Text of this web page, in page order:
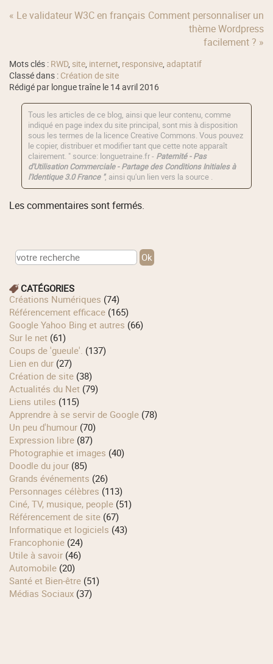
« Le validateur W3C en français Comment personnaliser un
thème Wordpress
facilement ? »
Mots clés : RWD, site, internet, responsive, adaptatif
Classé dans : Création de site
Rédigé par longue traîne le 14 avril 2016
Tous les articles de ce blog, ainsi que leur contenu, comme
indiqué en page index du site principal, sont mis à disposition
sous les termes de la licence Creative Commons. Vous pouvez
le copier, distribuer et modifier tant que cette note apparaît
clairement. " source: longuetraine.fr - Paternité - Pas
d'Utilisation Commerciale - Partage des Conditions Initiales à
l'Identique 3.0 France ", ainsi qu'un lien vers la source .
Les commentaires sont fermés.
CATÉGORIES
Créations Numériques (74)
Référencement efficace (165)
Google Yahoo Bing et autres (66)
Sur le net (61)
Coups de 'gueule'. (137)
Lien en dur (27)
Création de site (38)
Actualités du Net (79)
Liens utiles (115)
Apprendre à se servir de Google (78)
Un peu d'humour (70)
Expression libre (87)
Photographie et images (40)
Doodle du jour (85)
Grands événements (26)
Personnages célèbres (113)
Ciné, TV, musique, people (51)
Référencement de site (67)
Informatique et logiciels (43)
Francophonie (24)
Utile à savoir (46)
Automobile (20)
Santé et Bien-être (51)
Médias Sociaux (37)